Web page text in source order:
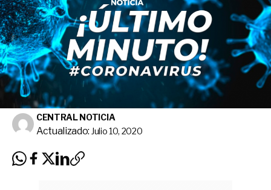
CENTRAL NOTICIA
Actualizado: Julio 10, 2020